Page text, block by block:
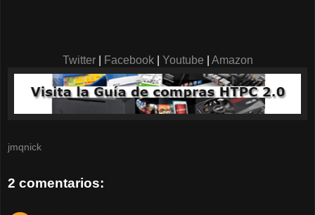
Twitter| Facebook Youtube Amazon
jmqnick
2 comentarios: